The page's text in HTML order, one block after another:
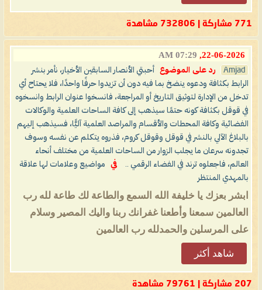
771 مشاركة | 732806 مشاهدة
22-06-2026,
07:29 AM
Amjad رد على الموضوع
أحبتي الأنصار السابقين الأخيار، نأمر بنشر
الرابط بكثافة ودعوه ينضخ بما فيه دون أن تزيدوا حرفًا واحدًا، فلا يحتاح أي
تدخل من الإدارة لتوثيق التاريخ أو المراجعة، فانسخوا عنوان الرابط وانسخوه
في قوقل بكثافة كونه حتمًا سيذهب إلى كافة الساحات العلمية والوكالات
الفضائية وكافة المحطات والأقسام والمراصد العلمية آليًّا، فسيذهب إليهم
بالبلاغ الآلي بالنشر في قوقل وقوقل كروم، فذروه يتكلم عن نفسه وسوف
تجدونه سرعان ما يجلب الزوار من الساحات العلمية من مختلف أنحاء
العالم، فاجعلوه ترند في الفضاء الرقمي ..
في
مواضيع وعلامات لها علاقة
بالمهدي المنتظر
ابشر بعزك يا خليفة الله السمع والطاعة لك طاعة لله رب
العالمين سمعنا وأطعنا غفرانك ربنا واليك المصير وسلام
على المرسلين والحمدلله رب العالمين
شاهد أكثر
207 مشاركة | 79761 مشاهدة